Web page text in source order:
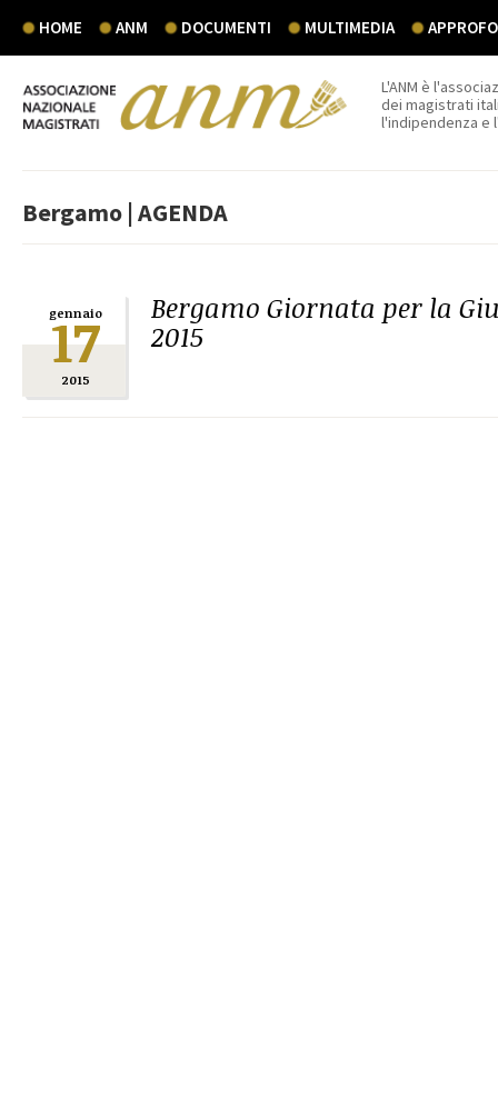
HOME ANM DOCUMENTI MULTIMEDIA
L'ANM è
dei magistrati
l'indipendenza e
Bergamo | AGENDA
gennaio
17
2015
Bergamo Giornata per la
2015